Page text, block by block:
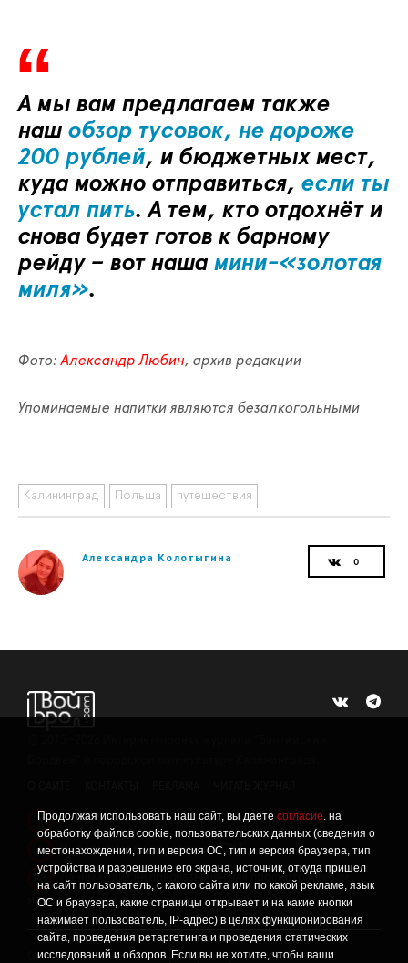
Продолжая использовать наш сайт, вы даете согласие. на
обработку файлов cookie, пользовательских данных (сведения о
местонахождении, тип и версия ОС, тип и версия браузера, тип
устройства и разрешение его экрана, источник, откуда пришел
на сайт пользователь, с какого сайта или по какой рекламе, язык
ОС и браузера, какие страницы открывает и на какие кнопки
нажимает пользователь, IP-адрес) в целях функционирования
сайта, проведения ретаргетинга и проведения статических
исследований и обзоров. Если вы не хотите, чтобы ваши
А мы вам предлагаем также
наш обзор тусовок, не дороже
200 рублей, и бюджетных мест,
куда можно отправиться, если ты
устал пить. А тем, кто отдохнёт и
снова будет готов к барному
рейду – вот наша мини-«золотая
миля».
Фото:Александр Любин, архив редакции
Упоминаемые напитки являются безалкогольными
Калининград Польша путешествия
Александра Колотыгина
! Политика конфиденциальности
! Информация о проведении СОУТ
Данный сайт не предназначен для просмотра лицам
младше 16 лет.
Сетевое издание «Твой Бро», реестровая запись о